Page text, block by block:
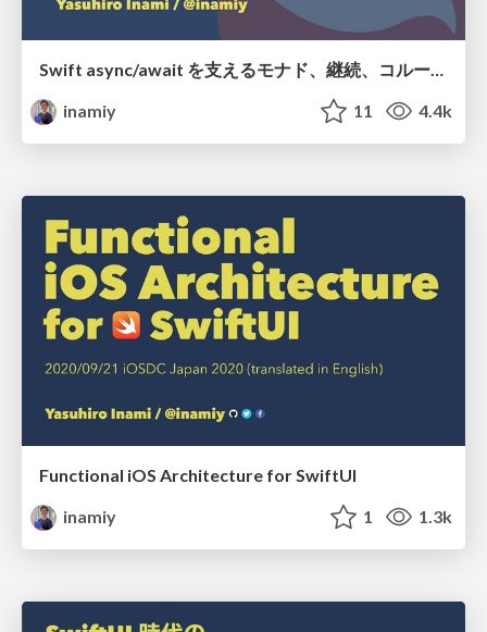
Swift async/await を支えるモナド、継続、コルーチン / iOSDC Japan 2021
inamiy
11 4.4k
Functional iOS Architecture for SwiftUI
inamiy
1 1.3k